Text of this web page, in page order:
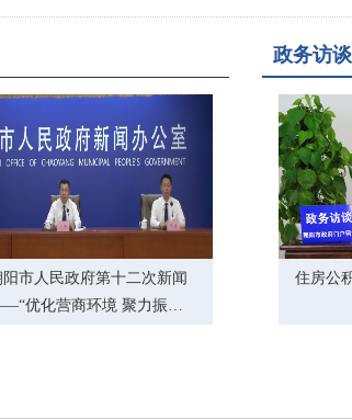
急预案的通知
保障、特困人员救助供养基本生活、孤儿
预案的通知
县财政事权和支出责任划分改革方案的通
专项行动方案的通知
阳市人民政府第十二次新闻
优化营商环境 聚力振兴
政务访谈
住房公